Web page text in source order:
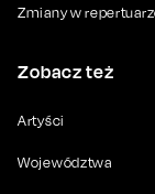
Zmiany w
Zobacz też
Artyści
Województwa